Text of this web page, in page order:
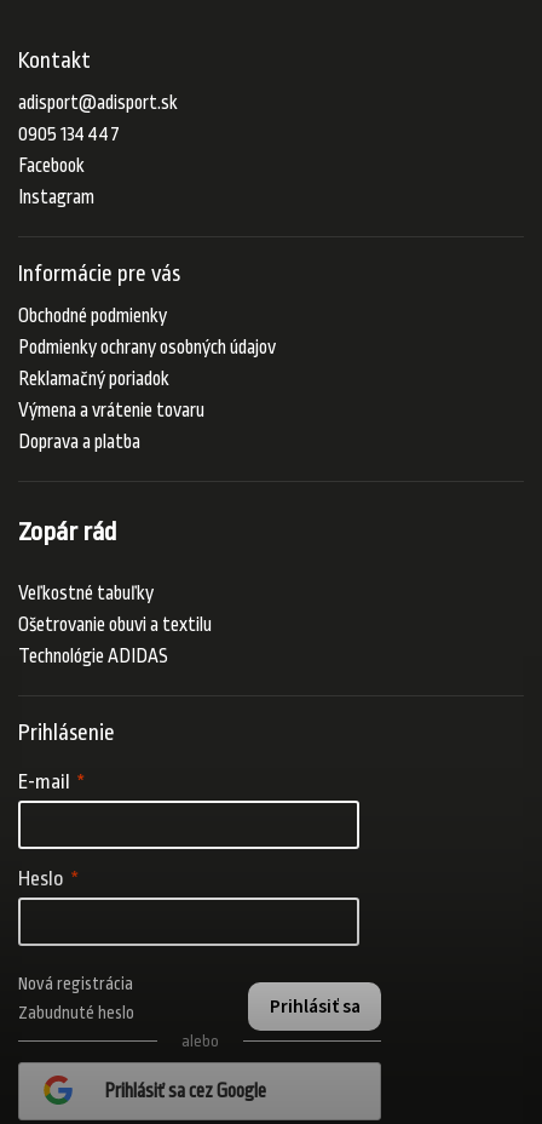
Kontakt
adisport@adisport.sk
0905 134 447
Facebook
Instagram
Informácie pre vás
Obchodné podmienky
Podmienky ochrany osobných údajov
Reklamačný poriadok
Výmena a vrátenie tovaru
Doprava a platba
Zopár rád
Veľkostné tabuľky
Ošetrovanie obuvi a textilu
Technológie ADIDAS
Prihlásenie
E-mail
Heslo
Prihlásiť sa
Nová registrácia
Zabudnuté heslo
alebo
Prihlásiť sa cez Google